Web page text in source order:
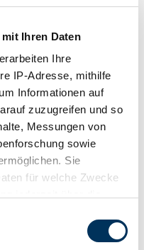
Ihren Daten
Ihre
IP-Adresse, mithilfe
Informationen auf
zuzugreifen und so
Messungen von
sowie
Sie
für welche Zwecke